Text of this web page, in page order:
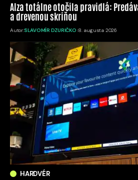
Alza totálne otočila pravidlá:
a drevenou skriňou
Autor:SLAVOMÍR DZURIČKO 8. augusta 2026
HARDVÉR